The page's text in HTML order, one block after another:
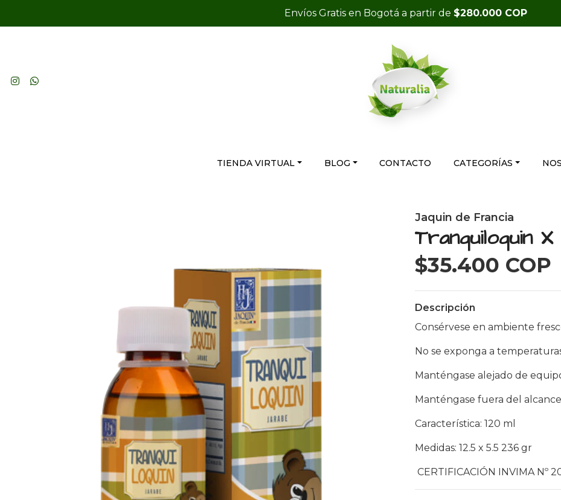
Envíos Gratis en Bogotá a partir de $280.000 COP
TIENDA VIRTUAL BLOG CONTACTO CATEGORÍAS
Jaquin de Francia
Tranquiloquin
$35.400 COP
Descripción
Consérvese en ambiente
No se exponga a
Manténgase alejado de
Manténgase fuera del
Característica: 120 ml
Medidas: 12.5 x 5.5 236 gr
CERTIFICACIÓN INVIMA Nº